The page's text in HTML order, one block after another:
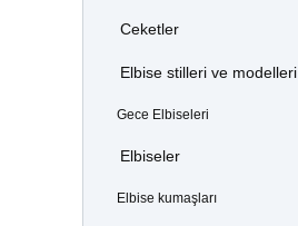
Ceketler
Elbise stilleri ve modelleri
Gece Elbiseleri
Elbiseler
Elbise kumaşları